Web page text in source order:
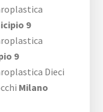
9
9
Dieci
Milano